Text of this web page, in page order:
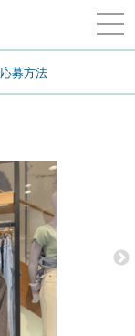
応募方法